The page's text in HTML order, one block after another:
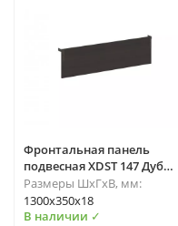
Фронтальная панель
подвесная XDST 147 Дуб
Юкон Модерн/Антрацит
1300х350х18 XTEN-S
Размеры ШхГхВ, мм:
1300х350х18
В наличии ✓